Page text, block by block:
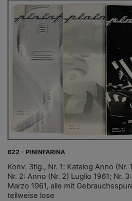
622 - PININFARINA
Konv. 3tlg., Nr. 1: Katalog Anno (Nr.
Nr. 2: Anno (Nr. 2) Luglio 1961; Nr.
Marzo 1961, alle mit
teilweise lose